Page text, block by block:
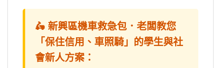
🛵 新興區機車救急包．老闆教您
「保住信用、車照騎」的學生與社
會新人方案：